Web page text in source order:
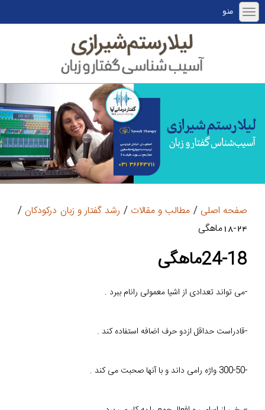
منو
صفحه اصلی / مطالب و مقالات / رشد گفتار و زبان درکودکان /
24-18ماهگی
24-18ماهگی
-می تواند تعدادی از اشیا معمولی رانام ببرد .
-قادراست حداقل ازدو حرف اضافه استفاده کند .
-300-50 واژه رامی داند و با آنها صحبت می کند .